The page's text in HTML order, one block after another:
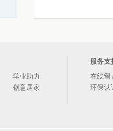
学业助力
创意居家
服务支
在线留
环保认